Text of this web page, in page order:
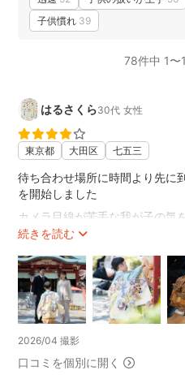
子供慣れ 39
78件中 1〜
はるさくら30代 女性
東京都 大田区 七五三
続きを読む
待ち合わせ場所に時間より先に
を開始しました
カメラ目線が苦手な我が子の気
を撮っていただきました
ご祈祷中のキョロキョロとした
いただきました
2026/04 撮影
口コミを個別に開く